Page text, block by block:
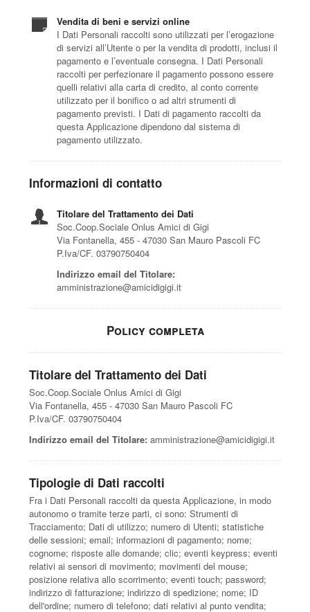
Vendita di beni e servizi online
I Dati Personali raccolti sono utilizzati per l’erogazione
di servizi all’Utente o per la vendita di prodotti, inclusi il
pagamento e l’eventuale consegna. I Dati Personali
raccolti per perfezionare il pagamento possono essere
quelli relativi alla carta di credito, al conto corrente
utilizzato per il bonifico o ad altri strumenti di
pagamento previsti. I Dati di pagamento raccolti da
questa Applicazione dipendono dal sistema di
pagamento utilizzato.
Informazioni di contatto
Titolare del Trattamento dei Dati
Soc.Coop.Sociale Onlus Amici di Gigi
Via Fontanella, 455 - 47030 San Mauro Pascoli FC
P.Iva/CF. 03790750404
Indirizzo email del Titolare:
amministrazione@amicidigigi.it
Policy completa
Titolare del Trattamento dei Dati
Soc.Coop.Sociale Onlus Amici di Gigi
Via Fontanella, 455 - 47030 San Mauro Pascoli FC
P.Iva/CF. 03790750404
Indirizzo email del Titolare: amministrazione@amicidigigi.it
Tipologie di Dati raccolti
Fra i Dati Personali raccolti da questa Applicazione, in modo
autonomo o tramite terze parti, ci sono: Strumenti di
Tracciamento; Dati di utilizzo; numero di Utenti; statistiche
delle sessioni; email; informazioni di pagamento; nome;
cognome; risposte alle domande; clic; eventi keypress; eventi
relativi ai sensori di movimento; movimenti del mouse;
posizione relativa allo scorrimento; eventi touch; password;
indirizzo di fatturazione; indirizzo di spedizione; nome; ID
dell'ordine; numero di telefono; dati relativi al punto vendita;